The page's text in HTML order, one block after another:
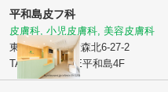
平和島皮フ科
皮膚科, 小児皮膚科, 美容皮膚科
東京都大田区大森北6-27-2
TASUKI PRIME平和島4F